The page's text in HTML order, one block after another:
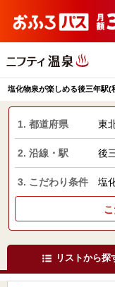
塩化物泉が楽しめる後三年駅(
1. 都道府県 東
2. 沿線・駅 後
3. こだわり条件 塩
リストから探